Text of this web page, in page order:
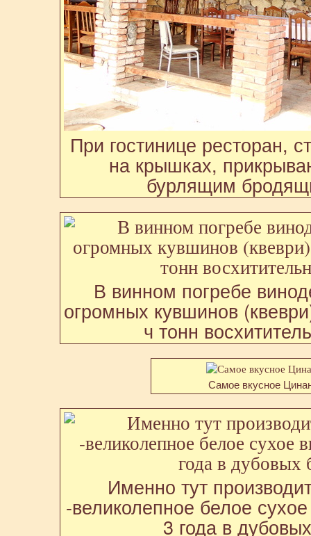
При гостинице ресторан,
на крышках,
бурлящим
В винном погребе
огромных кувшинов
ч тонн
Самое вкусное
Именно тут
-великолепное белое
3 года в